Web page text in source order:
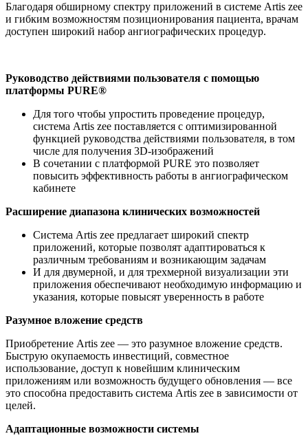
Благодаря обширному спектру приложений в системе Artis zee
и гибким возможностям позиционирования пациента, врачам
доступен широкий набор ангиографических процедур.
Руководство действиями пользователя с помощью
платформы PURE®
Для того чтобы упростить проведение процедур,
система Artis zee поставляется с оптимизированной
функцией руководства действиями пользователя, в том
числе для получения 3D-изображений
В сочетании с платформой PURE это позволяет
повысить эффективность работы в ангиографическом
кабинете
Расширение диапазона клинических возможностей
Система Artis zee предлагает широкий спектр
приложений, которые позволят адаптироваться к
различным требованиям и возникающим задачам
И для двумерной, и для трехмерной визуализации эти
приложения обеспечивают необходимую информацию и
указания, которые повысят уверенность в работе
Разумное вложение средств
Приобретение Artis zee — это разумное вложение средств.
Быструю окупаемость инвестиций, совместное
использование, доступ к новейшим клиническим
приложениям или возможность будущего обновления — все
это способна предоставить система Artis zee в зависимости от
целей.
Адаптационные возможности системы